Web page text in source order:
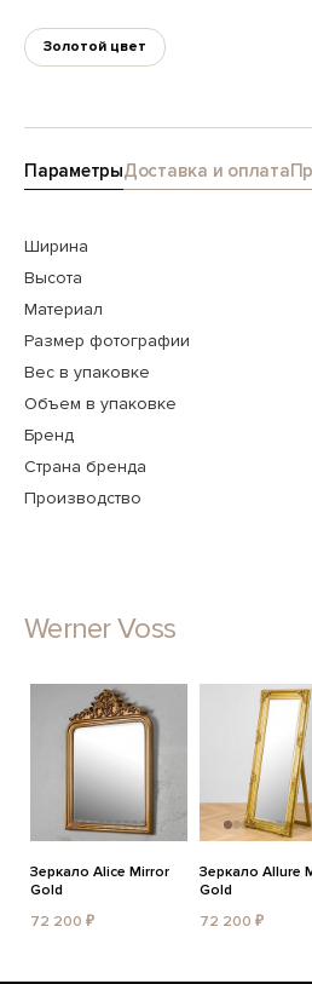
Золотой цвет
ПараметрыДоставка и оплата
Ширина
Высота
Материал
Размер фотографии
Вес в упаковке
Объем в упаковке
Бренд
Страна бренда
Производство
Werner Voss
Зеркало Alice Mirror
Gold
72 200 ₽
Зеркало Allure
Gold
72 200 ₽